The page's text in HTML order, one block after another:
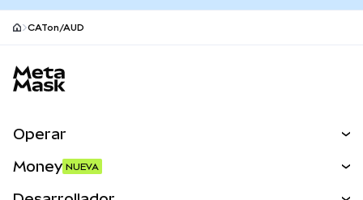
CATon/AUD
Operar
Money NUEVA